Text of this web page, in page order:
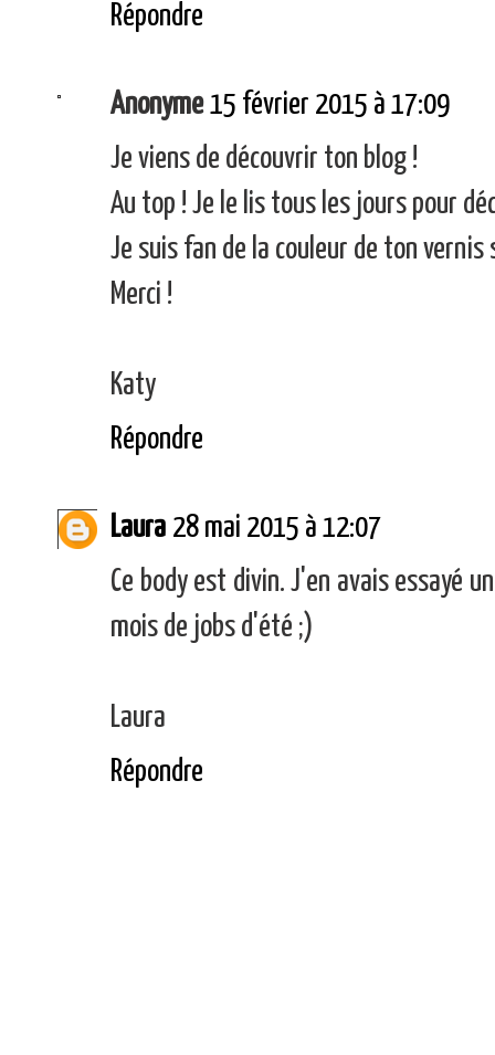
Répondre
Anonyme 15 février 2015 à 17:09
Je viens de découvrir ton blog !
Au top ! Je le lis tous les jours pour
Je suis fan de la couleur de ton
Merci !
Katy
Répondre
Laura 28 mai 2015 à 12:07
Ce body est divin. J'en avais essayé
mois de jobs d'été ;)
Laura
Répondre